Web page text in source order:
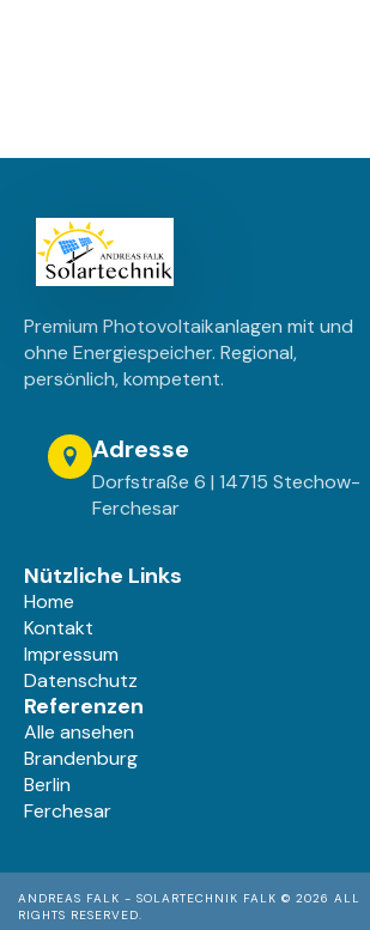
Premium Photovoltaikanlagen mit und
ohne Energiespeicher. Regional,
persönlich, kompetent.
Adresse
Dorfstraße 6 | 14715 Stechow-
Ferchesar
Nützliche Links
Home
Kontakt
Impressum
Datenschutz
Referenzen
Alle ansehen
Brandenburg
Berlin
Ferchesar
ANDREAS FALK - SOLARTECHNIK FALK © 2026 ALL
RIGHTS RESERVED.